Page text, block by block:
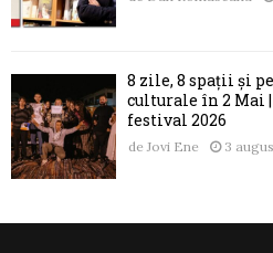
8 zile, 8 spații și
culturale în 2 Mai |
festival 2026
de Jovi Ene 3